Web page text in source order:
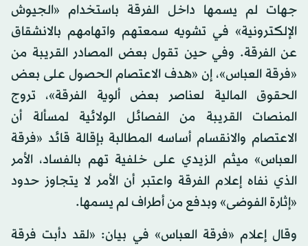
جهات لم يسمها داخل الفرقة باستخدام «الجيوش
الإلكترونية» في تشويه سمعتهم واتهامهم بالانشقاق
عن الفرقة. وفي حين تقول بعض المصادر القريبة من
«فرقة العباس»، إن «هدف الاعتصام الحصول على بعض
الحقوق المالية لعناصر بعض ألوية الفرقة»، تروج
المنصات القريبة من الفصائل الولائية لمسألة أن
الاعتصام والانقسام أساسه المطالبة بإقالة قائد «فرقة
العباس» ميثم الزيدي على خلفية تهم بالفساد، الأمر
الذي نفاه إعلام الفرقة واعتبر أن الأمر لا يتجاوز حدود
«إثارة الفوضى» وبدفع من أطراف لم يسمها.
وقال إعلام «فرقة العباس» في بيان: «لقد دأبت فرقة